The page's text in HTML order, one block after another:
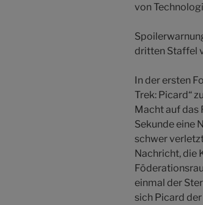
von
dritten Staffel
In der ersten
Trek: Picard“
Macht auf das
Sekunde eine
schwer
Nachricht, die
einmal der
sich Picard